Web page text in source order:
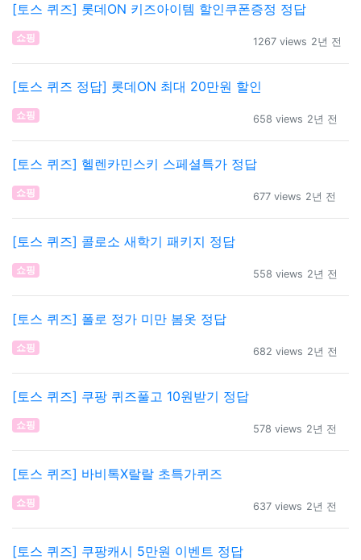
[토스 퀴즈] 롯데ON 키즈아이템 할인쿠폰증정 정답
쇼핑 1267 views 2년 전
[토스 퀴즈 정답] 롯데ON 최대 20만원 할인
쇼핑 658 views 2년 전
[토스 퀴즈] 헬렌카민스키 스페셜특가 정답
쇼핑 677 views 2년 전
[토스 퀴즈] 콜로소 새학기 패키지 정답
쇼핑 558 views 2년 전
[토스 퀴즈] 폴로 정가 미만 봄옷 정답
쇼핑 682 views 2년 전
[토스 퀴즈] 쿠팡 퀴즈풀고 10원받기 정답
쇼핑 578 views 2년 전
[토스 퀴즈] 바비톡X랄랄 초특가퀴즈
쇼핑 637 views 2년 전
[토스 퀴즈] 쿠팡캐시 5만원 이벤트 정답